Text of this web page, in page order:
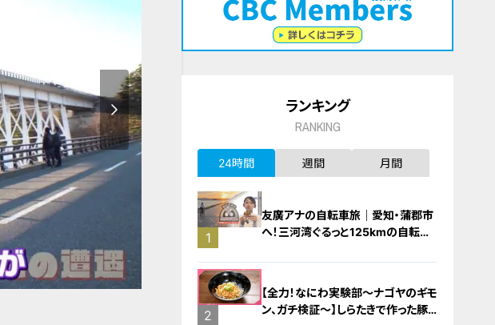
ランキング
RANKING
24時間 週間 月間
1
友廣アナの自転車旅｜愛知・蒲郡市
へ！三河湾ぐるっと125kmの自転車
2
【全力！なにわ実験部～ナゴヤのギモ
ン、ガチ検証～】しらたきで作った豚